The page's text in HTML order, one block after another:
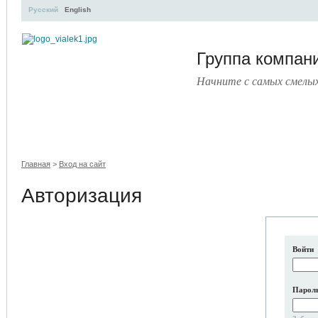
Группа
Начните с самых
Русский English
Главная > Вход на сайт
Авторизация
Войти